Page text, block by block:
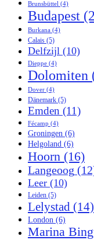
Brunsbüttel (4)
Budapest
Burkana (4)
Calais (5)
Delfzijl (10)
Dieppe (4)
Dolomiten
Dover (4)
Dänemark (5)
Emden (11)
Fécamp (4)
Groningen (6)
Helgoland (6)
Hoorn (16)
Langeoog
Leer (10)
Leiden (5)
Lelystad (14)
London (6)
Marina